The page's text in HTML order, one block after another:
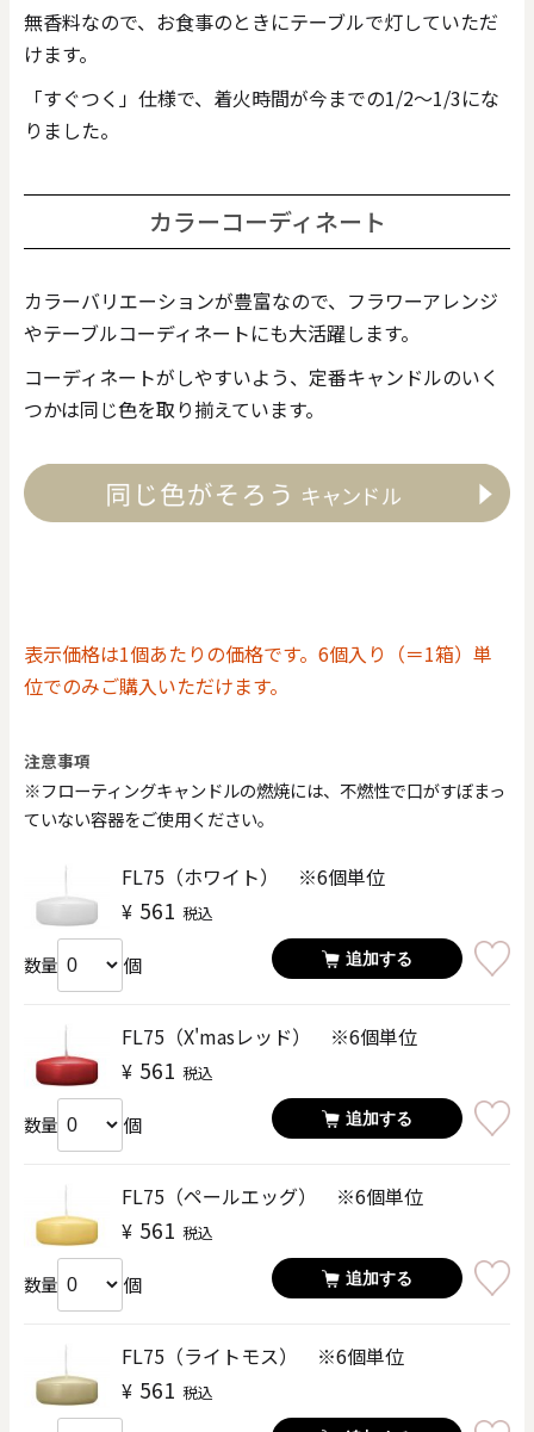
無香料なので、お食事のときにテーブルで灯していただ
けます。
「すぐつく」仕様で、着火時間が今までの1/2～1/3にな
りました。
カラーコーディネート
カラーバリエーションが豊富なので、フラワーアレンジ
やテーブルコーディネートにも大活躍します。
コーディネートがしやすいよう、定番キャンドルのいく
つかは同じ色を取り揃えています。
表示価格は1個あたりの価格です。6個入り（＝1箱）単
位でのみご購入いただけます。
注意事項
※フローティングキャンドルの燃焼には、不燃性で口がすぼまっ
ていない容器をご使用ください。
FL75（ホワイト） ※6個単位
¥ 561 税込
数量 個 追加する
FL75（X'masレッド） ※6個単位
¥ 561 税込
数量 個 追加する
FL75（ペールエッグ） ※6個単位
¥ 561 税込
数量 個 追加する
FL75（ライトモス） ※6個単位
¥ 561 税込